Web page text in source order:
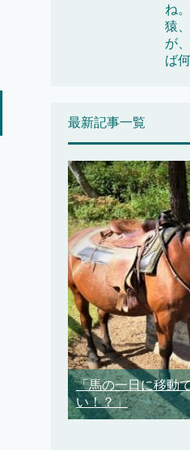
ね
猿
が
ば
最新記事一覧
「馬の一日に移動
い！？」